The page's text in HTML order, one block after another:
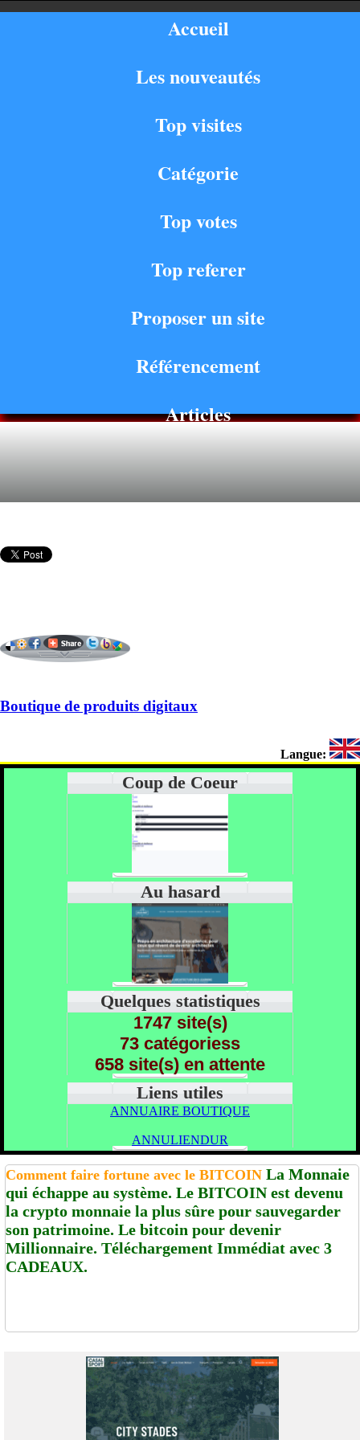
Accueil
Les nouveautés
Top visites
Catégorie
Top votes
Top referer
Proposer un site
Référencement
Articles
Boutique de produits digitaux
Langue:
Coup de Coeur
Au hasard
Quelques statistiques
1747 site(s)
73 catégoriess
658 site(s) en attente
Liens utiles
ANNUAIRE BOUTIQUE
ANNULIENDUR
Comment faire fortune avec le BITCOIN La Monnaie
qui échappe au système. Le BITCOIN est devenu
la crypto monnaie la plus sûre pour sauvegarder
son patrimoine. Le bitcoin pour devenir
Millionnaire. Téléchargement Immédiat avec 3
CADEAUX.